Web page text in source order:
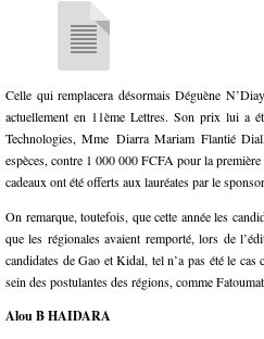
Celle qui remplacera désormais Déguène
actuellement en 11ème Lettres. Son prix lui a
Technologies, Mme Diarra Mariam Flantié
espèces, contre 1 000 000 FCFA pour la
cadeaux ont été offerts aux lauréates par le
On remarque, toutefois, que cette année les
que les régionales avaient remporté, lors de
candidates de Gao et Kidal, tel n’a pas été le
sein des postulantes des régions, comme
Alou B HAIDARA